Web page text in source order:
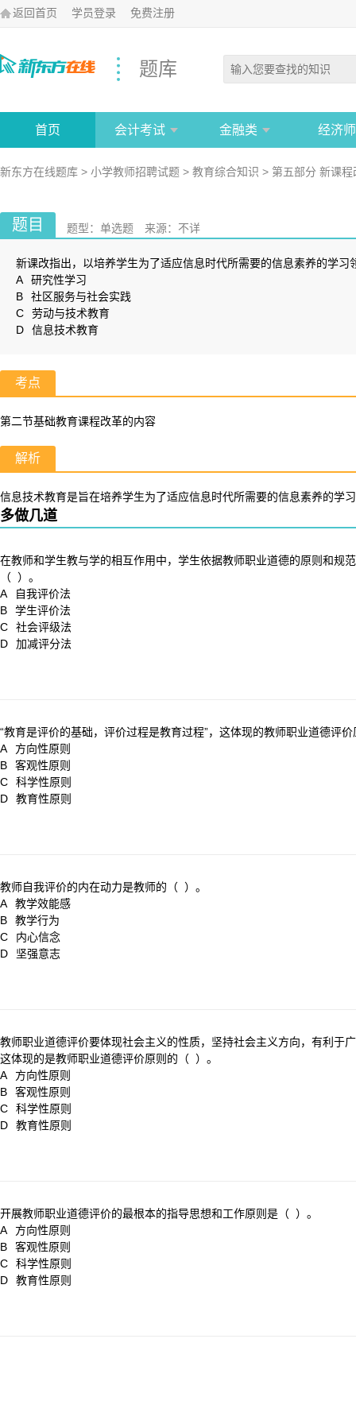
返回首页 学员登录 免费注册
题库
首页 会计考试 金融类 经济师
新东方在线题库 > 小学教师招聘试题 > 教育综合知识 > 第五部分 新课程
题目 题型： 单选题 来源： 不详
新课改指出，以培养学生为了适应信息时代所需要的信息素养的学习
A
研究性学习
B
社区服务与社会实践
C
劳动与技术教育
D
信息技术教育
考点
第二节基础教育课程改革的内容
解析
信息技术教育是旨在培养学生为了适应信息时代所需要的信息素养的学
多做几道
在教师和学生教与学的相互作用中，学生依据教师职业道德的原则和规
（ ）。
A
自我评价法
B
学生评价法
C
社会评级法
D
加减评分法
“教育是评价的基础，评价过程是教育过程”，这体现的教师职业道德评
A
方向性原则
B
客观性原则
C
科学性原则
D
教育性原则
教师自我评价的内在动力是教师的（ ）。
A
教学效能感
B
教学行为
C
内心信念
D
坚强意志
教师职业道德评价要体现社会主义的性质，坚持社会主义方向，有利于
这体现的是教师职业道德评价原则的（ ）。
A
方向性原则
B
客观性原则
C
科学性原则
D
教育性原则
开展教师职业道德评价的最根本的指导思想和工作原则是（ ）。
A
方向性原则
B
客观性原则
C
科学性原则
D
教育性原则